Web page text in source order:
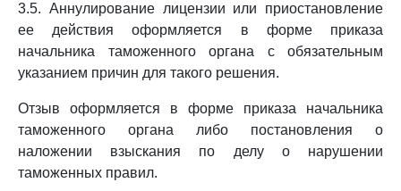
3.5. Аннулирование лицензии или приостановление
ее действия оформляется в форме приказа
начальника таможенного органа с обязательным
указанием причин для такого решения.
Отзыв оформляется в форме приказа начальника
таможенного органа либо постановления о
наложении взыскания по делу о нарушении
таможенных правил.